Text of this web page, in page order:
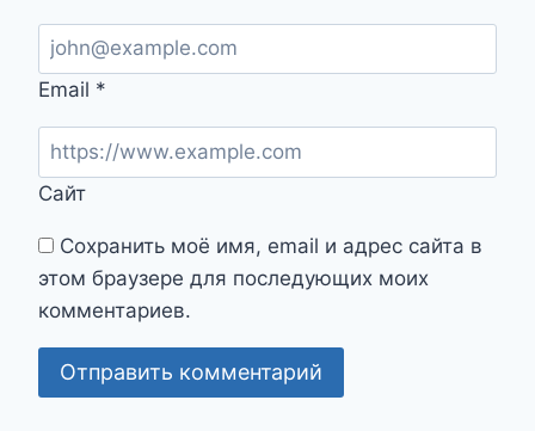
Email *
Сайт
Сохранить моё имя, email и адрес сайта в
этом браузере для последующих моих
комментариев.